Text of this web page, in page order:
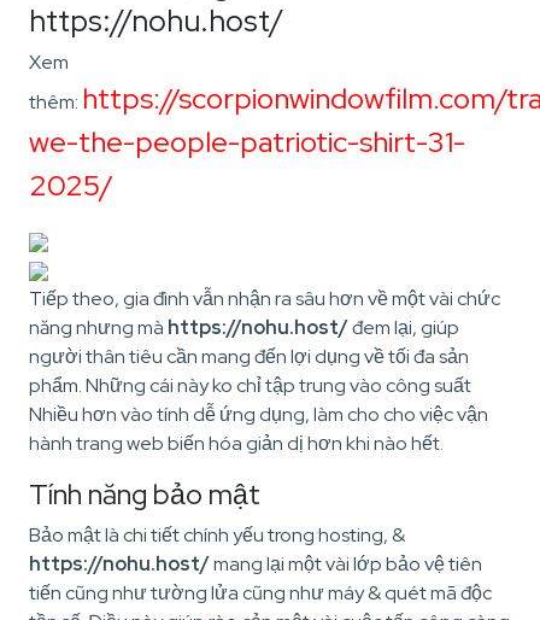
https://nohu.host/
Xem
thêm: https://scorpionwindowfilm.com/
we-the-people-patriotic-shirt-31-
2025/
Tiếp theo, gia đình vẫn nhận ra sâu hơn về một vài chức
năng nhưng mà https://nohu.host/đem lại, giúp
người thân tiêu cần mang đến lợi dụng về tối đa sản
phẩm. Những cái này ko chỉ tập trung vào công suất
Nhiều hơn vào tính dễ ứng dụng, làm cho cho việc vận
hành trang web biến hóa giản dị hơn khi nào hết.
Tính năng bảo mật
Bảo mật là chi tiết chính yếu trong hosting, &
https://nohu.host/mang lại một vài lớp bảo vệ tiên
tiến cũng như tường lửa cũng như máy & quét mã độc